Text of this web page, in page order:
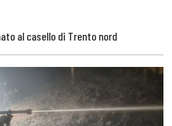
al casello di Trento nord